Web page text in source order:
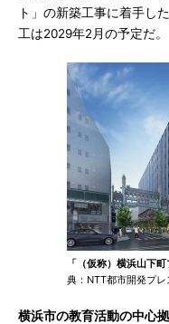
ト」の新築工事に着手し
工は2029年2月の予定だ。
「（仮称）横浜山下
典：NTT都市開発プレ
横浜市の教育活動の中心